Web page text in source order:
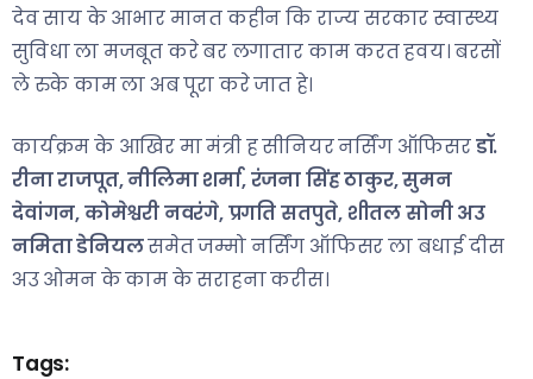
देव साय के आभार मानत कहीन कि राज्य सरकार स्वास्थ्य
सुविधा ला मजबूत करे बर लगातार काम करत हवय। बरसों
ले रुके काम ला अब पूरा करे जात हे।
कार्यक्रम के आखिर मा मंत्री ह सीनियर नर्सिंग ऑफिसरडॉ.
रीना राजपूत, नीलिमा शर्मा, रंजना सिंह ठाकुर, सुमन
देवांगन, कोमेश्वरी नवरंगे, प्रगति सतपुते, शीतल सोनी अउ
नमिता डेनियलसमेत जम्मो नर्सिंग ऑफिसर ला बधाई दीस
अउ ओमन के काम के सराहना करीस।
Tags: